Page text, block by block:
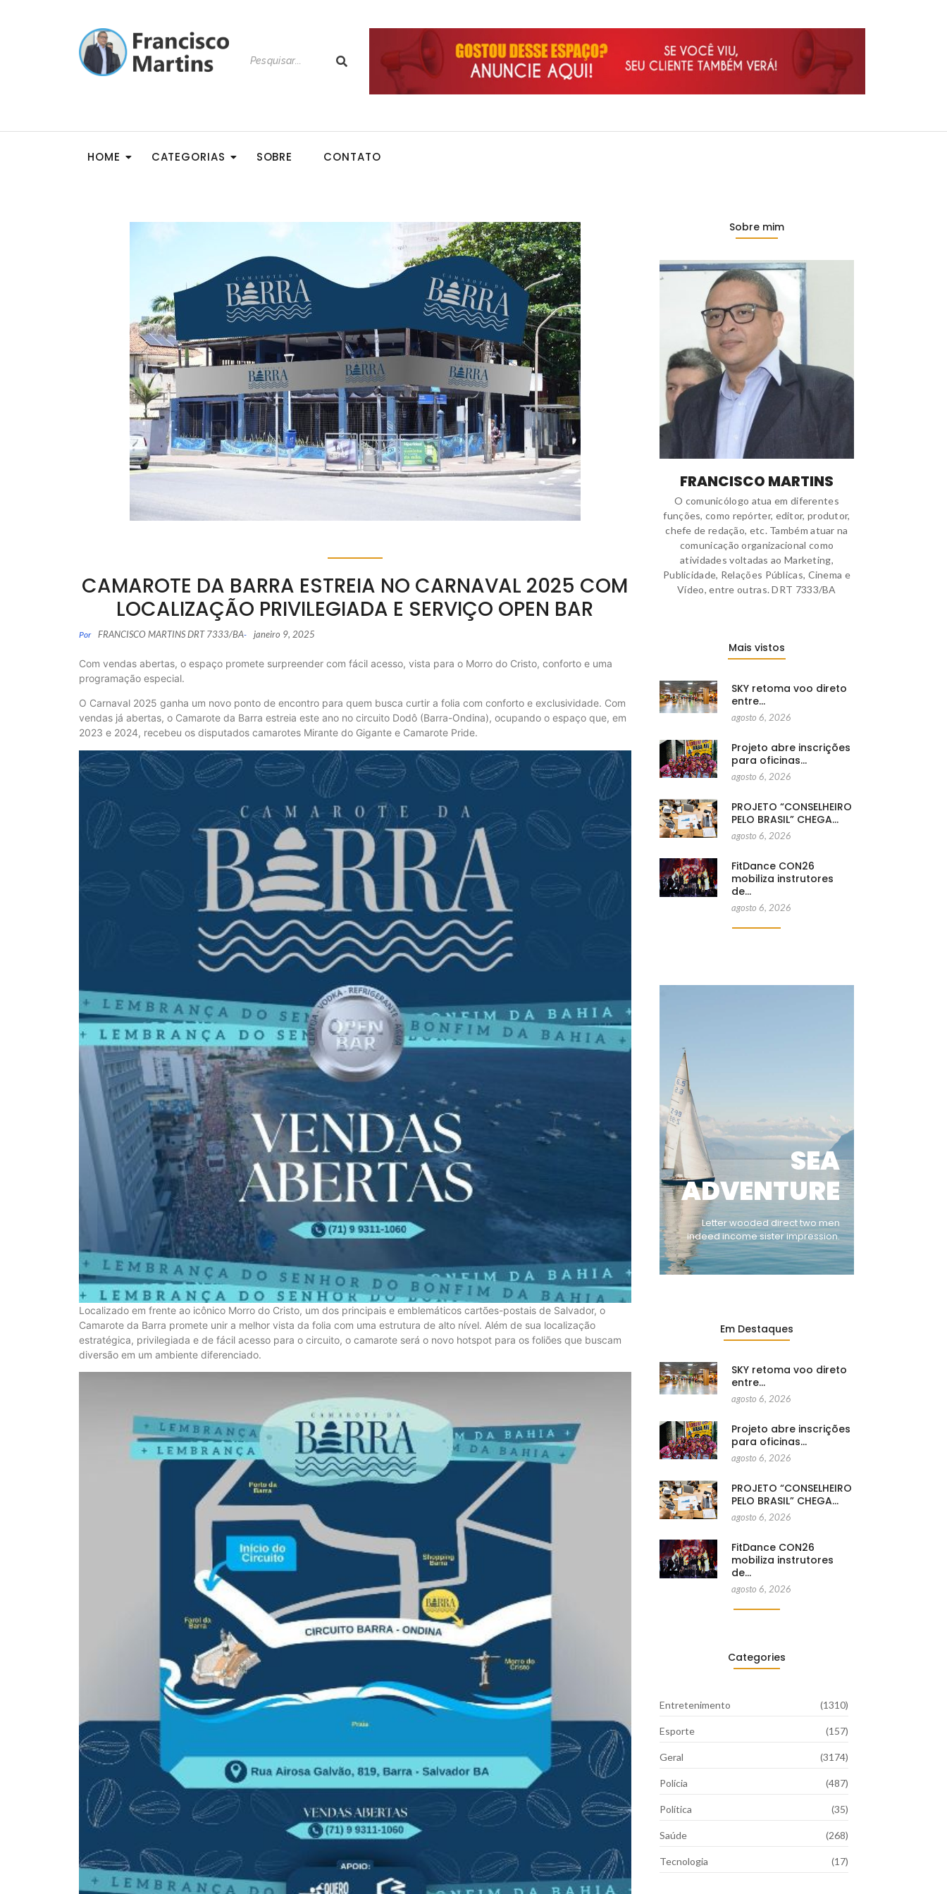
HOME CATEGORIAS SOBRE CONTATO
CAMAROTE DA BARRA ESTREIA NO CARNAVAL 2025 COM
LOCALIZAÇÃO PRIVILEGIADA E SERVIÇO OPEN BAR
Por FRANCISCO MARTINS DRT 7333/BA- janeiro 9, 2025
Com vendas abertas, o espaço promete surpreender com fácil acesso, vista para o Morro do Cristo, conforto e uma
programação especial.
O Carnaval 2025 ganha um novo ponto de encontro para quem busca curtir a folia com conforto e exclusividade. Com
vendas já abertas, o Camarote da Barra estreia este ano no circuito Dodô (Barra-Ondina), ocupando o espaço que, em
2023 e 2024, recebeu os disputados camarotes Mirante do Gigante e Camarote Pride.
Localizado em frente ao icônico Morro do Cristo, um dos principais e emblemáticos cartões-postais de Salvador, o
Camarote da Barra promete unir a melhor vista da folia com uma estrutura de alto nível. Além de sua localização
estratégica, privilegiada e de fácil acesso para o circuito, o camarote será o novo hotspot para os foliões que buscam
diversão em um ambiente diferenciado.
Sobre mim
FRANCISCO MARTINS
O comunicólogo atua em diferentes
funções, como repórter, editor, produtor,
chefe de redação, etc. Também atuar na
comunicação organizacional como
atividades voltadas ao Marketing,
Publicidade, Relações Públicas, Cinema e
Vídeo, entre outras. DRT 7333/BA
Mais vistos
SKY retoma voo direto
entre…
agosto 6, 2026
Projeto abre inscrições
para oficinas…
agosto 6, 2026
PROJETO “CONSELHEIRO
PELO BRASIL” CHEGA…
agosto 6, 2026
FitDance CON26
mobiliza instrutores
de…
agosto 6, 2026
SEA
ADVENTURE
Letter wooded direct two men
indeed income sister impression.
Em Destaques
SKY retoma voo direto
entre…
agosto 6, 2026
Projeto abre inscrições
para oficinas…
agosto 6, 2026
PROJETO “CONSELHEIRO
PELO BRASIL” CHEGA…
agosto 6, 2026
FitDance CON26
mobiliza instrutores
de…
agosto 6, 2026
Categories
Entretenimento (1310)
Esporte (157)
Geral (3174)
Polícia (487)
Política (35)
Saúde (268)
Tecnologia (17)